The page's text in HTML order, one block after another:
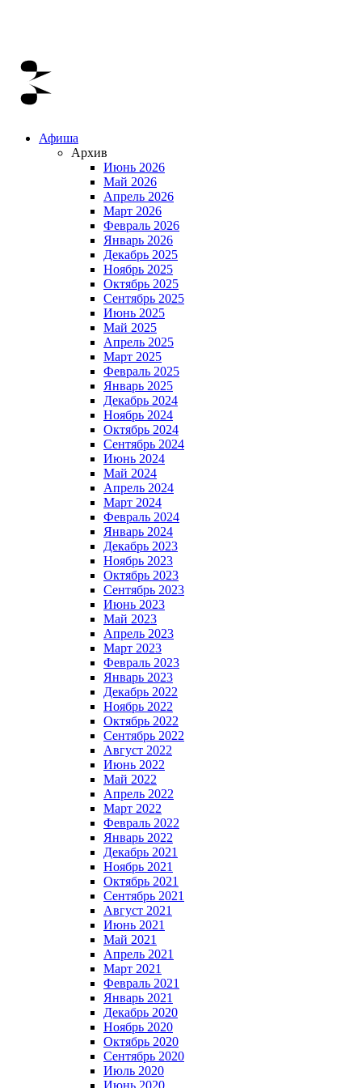
Афиша
Архив
Июнь 2026
Май 2026
Апрель 2026
Март 2026
Февраль 2026
Январь 2026
Декабрь 2025
Ноябрь 2025
Октябрь 2025
Сентябрь 2025
Июнь 2025
Май 2025
Апрель 2025
Март 2025
Февраль 2025
Январь 2025
Декабрь 2024
Ноябрь 2024
Октябрь 2024
Сентябрь 2024
Июнь 2024
Май 2024
Апрель 2024
Март 2024
Февраль 2024
Январь 2024
Декабрь 2023
Ноябрь 2023
Октябрь 2023
Сентябрь 2023
Июнь 2023
Май 2023
Апрель 2023
Март 2023
Февраль 2023
Январь 2023
Декабрь 2022
Ноябрь 2022
Октябрь 2022
Сентябрь 2022
Август 2022
Июнь 2022
Май 2022
Апрель 2022
Март 2022
Февраль 2022
Январь 2022
Декабрь 2021
Ноябрь 2021
Октябрь 2021
Сентябрь 2021
Август 2021
Июнь 2021
Май 2021
Апрель 2021
Март 2021
Февраль 2021
Январь 2021
Декабрь 2020
Ноябрь 2020
Октябрь 2020
Сентябрь 2020
Июль 2020
Июнь 2020